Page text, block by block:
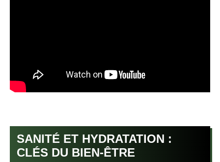
SANITÉ ET HYDRATATION :
CLÉS DU BIEN-ÊTRE